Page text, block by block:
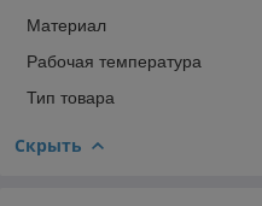
Материал
Рабочая температура
Тип товара
Скрыть